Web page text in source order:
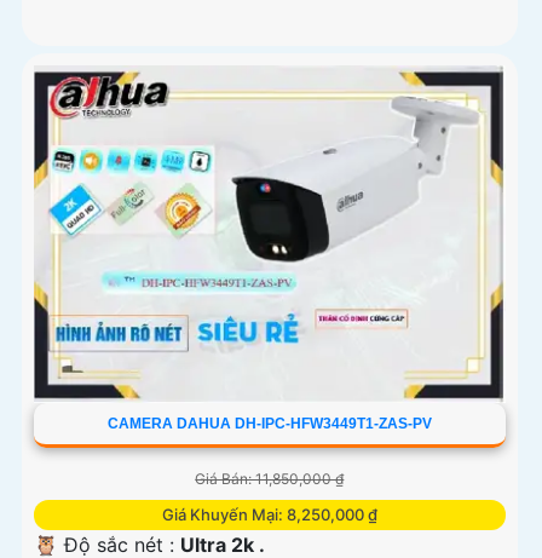
CAMERA DAHUA DH-IPC-HFW3449T1-ZAS-PV
Giá Bán: 11,850,000 ₫
Giá Khuyến Mại: 8,250,000 ₫
🦉 Độ sắc nét : Ultra 2k .